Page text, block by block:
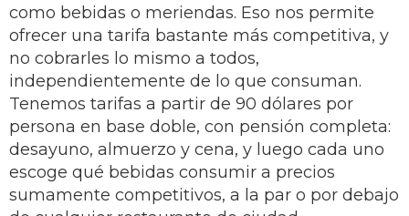
como bebidas o meriendas. Eso nos permite
ofrecer una tarifa bastante más competitiva, y
no cobrarles lo mismo a todos,
independientemente de lo que consuman.
Tenemos tarifas a partir de 90 dólares por
persona en base doble, con pensión completa:
desayuno, almuerzo y cena, y luego cada uno
escoge qué bebidas consumir a precios
sumamente competitivos, a la par o por debajo